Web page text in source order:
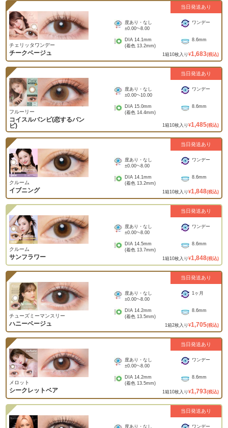
当日発送あり
チェリッタワンデー
チークベージュ
度あり・なし
±0.00~-8.00
ワンデー
DIA 14.1mm
(着色 13.2mm)
8.6mm
1箱10枚入り ¥1,683(税込)
当日発送あり
フルーリー
コイスルバンビ(恋するバン
ビ)
度あり・なし
±0.00~-10.00
ワンデー
DIA 15.0mm
(着色 14.4mm)
8.6mm
1箱10枚入り ¥1,485(税込)
当日発送あり
クルーム
イブニング
度あり・なし
±0.00~-8.00
ワンデー
DIA 14.1mm
(着色 13.2mm)
8.6mm
1箱10枚入り ¥1,848(税込)
当日発送あり
クルーム
サンフラワー
度あり・なし
±0.00~-8.00
ワンデー
DIA 14.5mm
(着色 13.7mm)
8.6mm
1箱10枚入り ¥1,848(税込)
当日発送あり
チューズミーマンスリー
ハニーベージュ
度あり・なし
±0.00~-8.00
1ヶ月
DIA 14.2mm
(着色 13.5mm)
8.6mm
1箱2枚入り ¥1,705(税込)
当日発送あり
メロット
シークレットベア
度あり・なし
±0.00~-8.00
ワンデー
DIA 14.2mm
(着色 13.5mm)
8.6mm
1箱10枚入り ¥1,793(税込)
当日発送あり
度あり・なし ワンデー